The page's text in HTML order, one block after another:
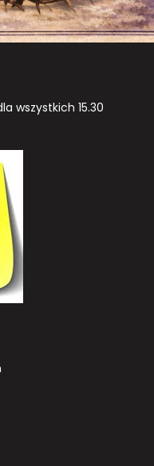
wszystkich 15.30